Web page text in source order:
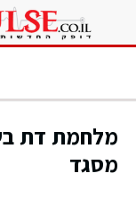
מלחמת דת
מסגד